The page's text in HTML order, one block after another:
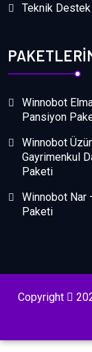
Teknik Destek
Winnobot
Pansiyon
Winnobot
Gayrimenkul
Paketi
Winnobot Nar
Paketi
Copyright